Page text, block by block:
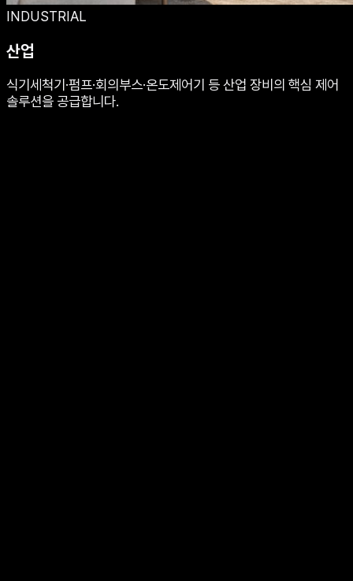
INDUSTRIAL
산업
식기세척기·펌프·회의부스·온도제어기 등 산업 장비의 핵심 제어
솔루션을 공급합니다.